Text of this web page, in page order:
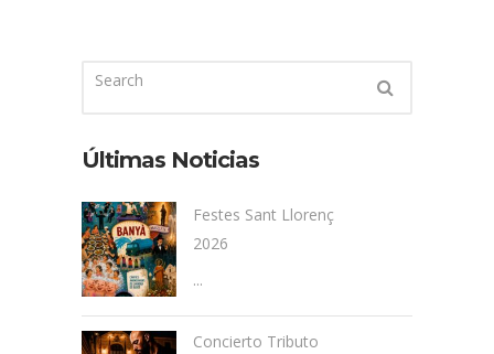
Últimas Noticias
Festes Sant Llorenç
2026
...
Concierto Tributo